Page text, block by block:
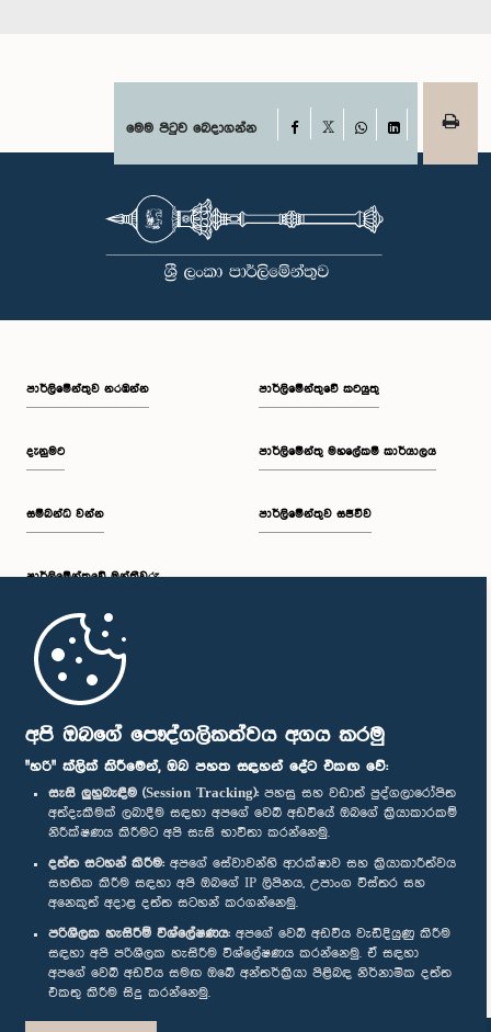
අපි ඔබගේ පෞද්ගලිකත්වය අගය කරමු
"හරි" ක්ලික් කිරීමෙන්, ඔබ පහත සඳහන් දේට එකඟ වේ:
සැසි ලුහුබැඳීම (Session Tracking): පහසු සහ වඩාත් පුද්ගලාරෝපිත
අත්දැකීමක් ලබාදීම සඳහා අපගේ වෙබ් අඩවියේ ඔබගේ ක්‍රියාකාරකම්
නිරීක්ෂණය කිරීමට අපි සැසි භාවිතා කරන්නෙමු.
දත්ත සටහන් කිරීම: අපගේ සේවාවන්හි ආරක්ෂාව සහ ක්‍රියාකාරීත්වය
සහතික කිරීම සඳහා අපි ඔබගේ IP ලිපිනය, උපාංග විස්තර සහ
අනෙකුත් අදාළ දත්ත සටහන් කරගන්නෙමු.
පරිශීලක හැසිරීම් විශ්ලේෂණය: අපගේ වෙබ් අඩවිය වැඩිදියුණු කිරීම
සඳහා අපි පරිශීලක හැසිරීම විශ්ලේෂණය කරන්නෙමු. ඒ සඳහා
අපගේ වෙබ් අඩවිය සමඟ ඔබේ අන්තර්ක්‍රියා පිළිබඳ නිර්නාමික දත්ත
එකතු කිරීම සිදු කරන්නෙමු.
මෙම පිටුව බෙදාගන්න Facebook
WhatsAppLinkedIn
පාර්ලි‌මේන්තුව නරඹන්න
දැනුමට
සම්බන්ධ වන්න
පාර්ලි‌මේන්තුවේ මන්ත්‍රීවරු
මුල් පිටුව
පාර්ලිමේන්තුවේ කටයුතු
පාර්ලිමේන්තු මහලේකම් කාර්යාලය
පාර්ලිමේන්තුව සජීවීව
පාර්ලිමේන්තු ජංගම යෙදුම
අප හා සම්බන්ධ වී සිටින්න :
සම්මාන
පෞද්ගලිකත්ව ප්‍රතිපත්තිය